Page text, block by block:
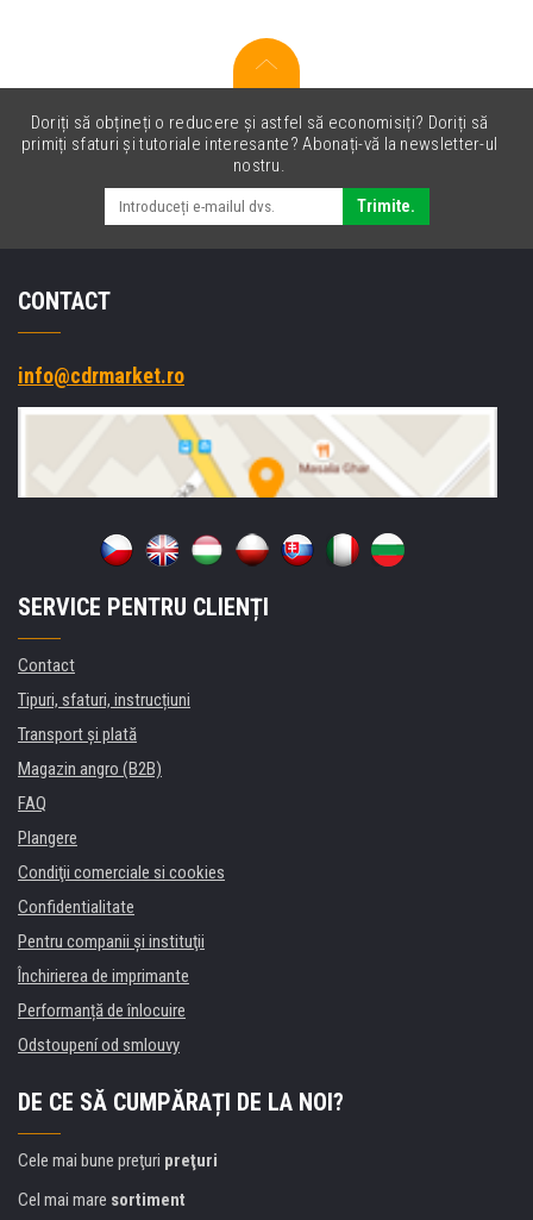
Doriți să obțineți o reducere și astfel să economisiți? Doriți să
primiți sfaturi și tutoriale interesante? Abonați-vă la newsletter-ul
nostru.
Trimite.
CONTACT
info@cdrmarket.ro
SERVICE PENTRU CLIENȚI
Contact
Tipuri, sfaturi, instrucțiuni
Transport şi plată
Magazin angro (B2B)
FAQ
Plangere
Condiţii comerciale si cookies
Confidentialitate
Pentru companii și instituţii
Închirierea de imprimante
Performanță de înlocuire
Odstoupení od smlouvy
DE CE SĂ CUMPĂRAȚI DE LA NOI?
Cele mai bune preţuri preţuri
Cel mai mare sortiment